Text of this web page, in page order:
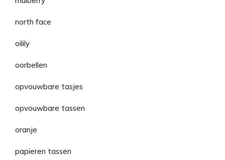
north face
oilily
oorbellen
opvouwbare tasjes
opvouwbare tassen
oranje
papieren tassen